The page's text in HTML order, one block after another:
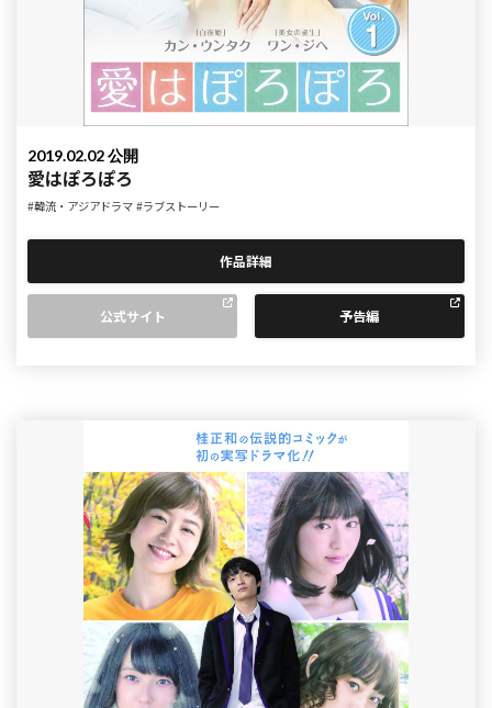
2019.02.02 公開
愛はぽろぽろ
#韓流・アジアドラマ #ラブストーリー
作品詳細
公式サイト 予告編